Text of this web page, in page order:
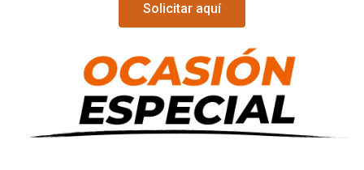
Solicitar aquí